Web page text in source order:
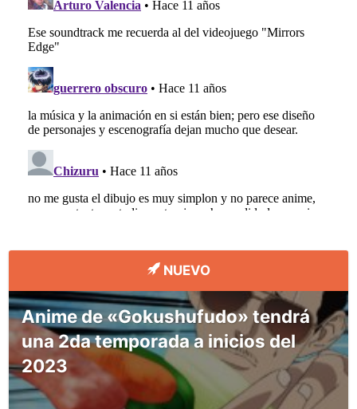
NUEVO
Anime de «Gokushufudo» tendrá
una 2da temporada a inicios del
2023